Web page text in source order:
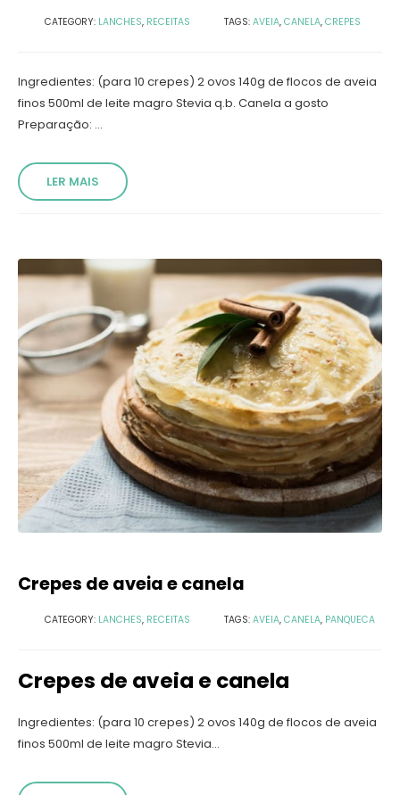
CATEGORY: LANCHES, RECEITAS TAGS: AVEIA, CANELA, CREPES
Ingredientes: (para 10 crepes) 2 ovos 140g de flocos de aveia
finos 500ml de leite magro Stevia q.b. Canela a gosto
Preparação: ...
LER MAIS
Crepes de aveia e canela
CATEGORY: LANCHES, RECEITAS TAGS: AVEIA, CANELA, PANQUECA
Crepes de aveia e canela
Ingredientes: (para 10 crepes) 2 ovos 140g de flocos de aveia
finos 500ml de leite magro Stevia...